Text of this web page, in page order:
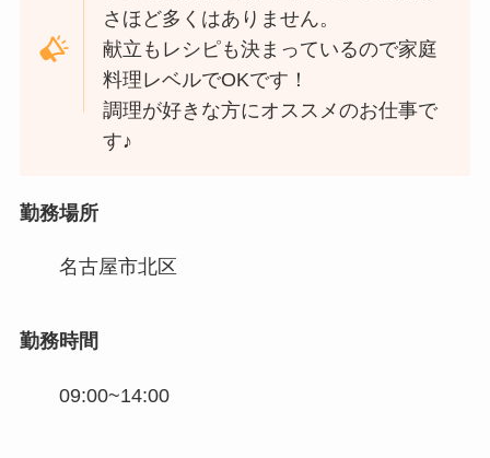
さほど多くはありません。
献立もレシピも決まっているので家庭
料理レベルでOKです！
調理が好きな方にオススメのお仕事で
す♪
勤務場所
名古屋市北区
勤務時間
09:00~14:00